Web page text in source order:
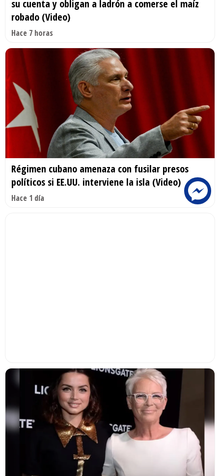
su cuenta y obligan a ladrón a comerse el maíz
robado (Video)
Hace 7 horas
Régimen cubano amenaza con fusilar presos
políticos si EE.UU. interviene la isla (Video)
Hace 1 día